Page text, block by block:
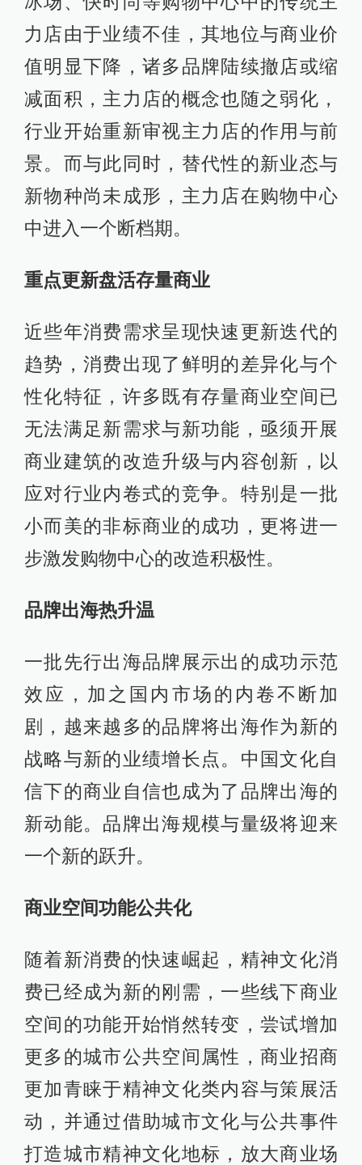
力店由于业绩不佳，其地位与商业价
值明显下降，诸多品牌陆续撤店或缩
减面积，主力店的概念也随之弱化，
行业开始重新审视主力店的作用与前
景。而与此同时，替代性的新业态与
新物种尚未成形，主力店在购物中心
中进入一个断档期。
重点更新盘活存量商业
近些年消费需求呈现快速更新迭代的
趋势，消费出现了鲜明的差异化与个
性化特征，许多既有存量商业空间已
无法满足新需求与新功能，亟须开展
商业建筑的改造升级与内容创新，以
应对行业内卷式的竞争。特别是一批
小而美的非标商业的成功，更将进一
步激发购物中心的改造积极性。
品牌出海热升温
一批先行出海品牌展示出的成功示范
效应，加之国内市场的内卷不断加
剧，越来越多的品牌将出海作为新的
战略与新的业绩增长点。中国文化自
信下的商业自信也成为了品牌出海的
新动能。品牌出海规模与量级将迎来
一个新的跃升。
商业空间功能公共化
随着新消费的快速崛起，精神文化消
费已经成为新的刚需，一些线下商业
空间的功能开始悄然转变，尝试增加
更多的城市公共空间属性，商业招商
更加青睐于精神文化类内容与策展活
动，并通过借助城市文化与公共事件
打造城市精神文化地标，放大商业场